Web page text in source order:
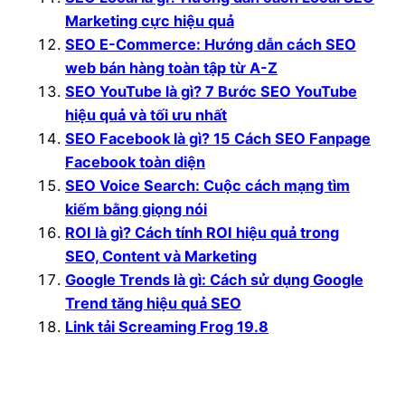
Marketing cực hiệu quả
SEO E-Commerce: Hướng dẫn cách SEO
web bán hàng toàn tập từ A-Z
SEO YouTube là gì? 7 Bước SEO YouTube
hiệu quả và tối ưu nhất
SEO Facebook là gì? 15 Cách SEO Fanpage
Facebook toàn diện
SEO Voice Search: Cuộc cách mạng tìm
kiếm bằng giọng nói
ROI là gì? Cách tính ROI hiệu quả trong
SEO, Content và Marketing
Google Trends là gì: Cách sử dụng Google
Trend tăng hiệu quả SEO
Link tải Screaming Frog 19.8